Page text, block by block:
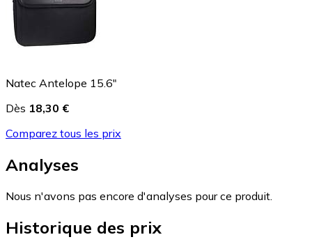
Natec Antelope 15.6"
Dès 18,30 €
Comparez tous les prix
Analyses
Nous n'avons pas encore d'analyses pour ce produit.
Historique des prix